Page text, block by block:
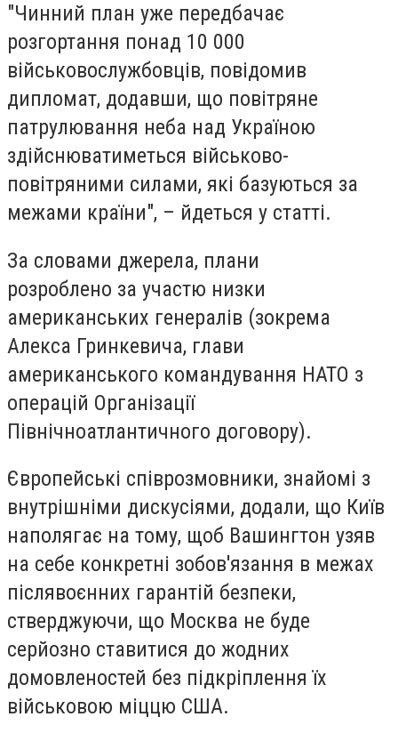
"Чинний план уже передбачає
розгортання понад 10 000
військовослужбовців, повідомив
дипломат, додавши, що повітряне
патрулювання неба над Україною
здійснюватиметься військово-
повітряними силами, які базуються за
межами країни", – йдеться у статті.
За словами джерела, плани
розроблено за участю низки
американських генералів (зокрема
Алекса Гринкевича, глави
американського командування НАТО з
операцій Організації
Північноатлантичного договору).
Європейські співрозмовники, знайомі з
внутрішніми дискусіями, додали, що Київ
наполягає на тому, щоб Вашингтон узяв
на себе конкретні зобов'язання в межах
післявоєнних гарантій безпеки,
стверджуючи, що Москва не буде
серйозно ставитися до жодних
домовленостей без підкріплення їх
військовою міццю США.